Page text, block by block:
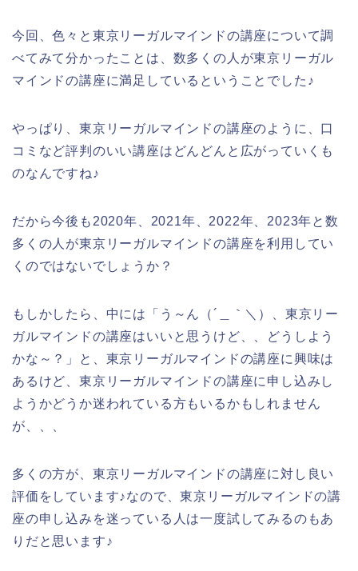
今回、色々と東京リーガルマインドの講座について調
べてみて分かったことは、数多くの人が東京リーガル
マインドの講座に満足しているということでした♪
やっぱり、東京リーガルマインドの講座のように、口
コミなど評判のいい講座はどんどんと広がっていくも
のなんですね♪
だから今後も2020年、2021年、2022年、2023年と数
多くの人が東京リーガルマインドの講座を利用してい
くのではないでしょうか？
もしかしたら、中には「う～ん（´＿｀＼）、東京リー
ガルマインドの講座はいいと思うけど、、どうしよう
かな～？」と、東京リーガルマインドの講座に興味は
あるけど、東京リーガルマインドの講座に申し込みし
ようかどうか迷われている方もいるかもしれません
が、、、
多くの方が、東京リーガルマインドの講座に対し良い
評価をしています♪なので、東京リーガルマインドの講
座の申し込みを迷っている人は一度試してみるのもあ
りだと思います♪